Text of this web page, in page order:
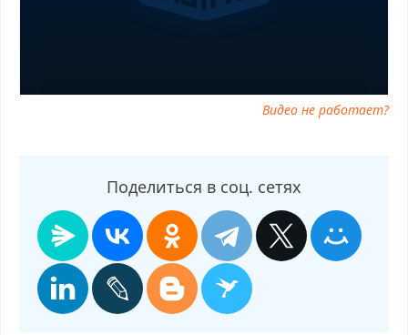
10.12.2025, Малахов от 10.12.2025 смотреть сегодня, смотреть
Видео не работает?
Поделиться в соц. сетях